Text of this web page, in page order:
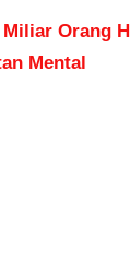
Orang
Mental